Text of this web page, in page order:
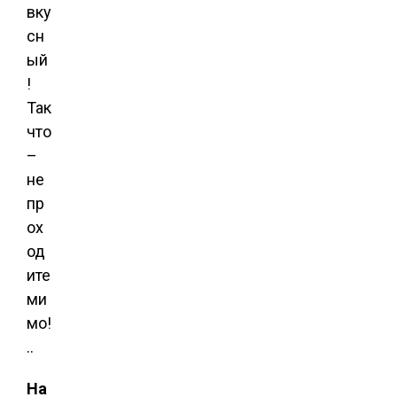
вку
сн
ый
!
Так
что
–
не
пр
ох
од
ите
ми
мо!
..
На